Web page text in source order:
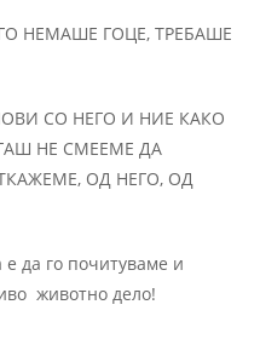
НЕМАШЕ ГОЦЕ, ТРЕБАШЕ
СО НЕГО И НИЕ КАКО
НЕ СМЕЕМЕ ДА
ОД НЕГО, ОД
да го почитуваме и
животно дело!